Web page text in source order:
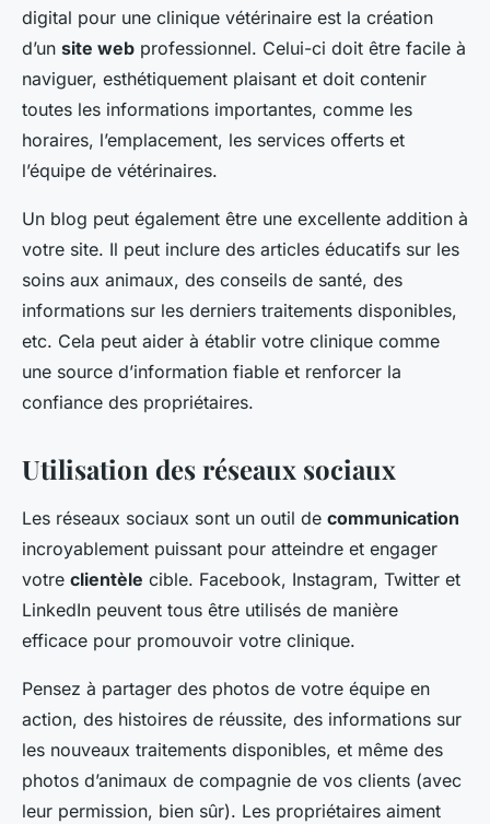
digital pour une clinique vétérinaire est la création
d’un site web professionnel. Celui-ci doit être facile à
naviguer, esthétiquement plaisant et doit contenir
toutes les informations importantes, comme les
horaires, l’emplacement, les services offerts et
l’équipe de vétérinaires.
Un blog peut également être une excellente addition à
votre site. Il peut inclure des articles éducatifs sur les
soins aux animaux, des conseils de santé, des
informations sur les derniers traitements disponibles,
etc. Cela peut aider à établir votre clinique comme
une source d’information fiable et renforcer la
confiance des propriétaires.
Utilisation des réseaux sociaux
Les réseaux sociaux sont un outil de communication
incroyablement puissant pour atteindre et engager
votre clientèle cible. Facebook, Instagram, Twitter et
LinkedIn peuvent tous être utilisés de manière
efficace pour promouvoir votre clinique.
Pensez à partager des photos de votre équipe en
action, des histoires de réussite, des informations sur
les nouveaux traitements disponibles, et même des
photos d’animaux de compagnie de vos clients (avec
leur permission, bien sûr). Les propriétaires aiment